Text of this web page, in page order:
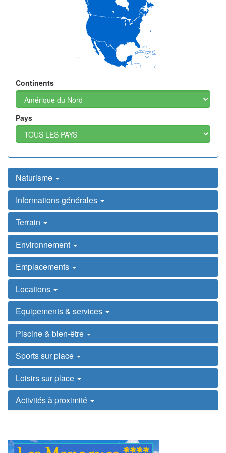
Continents
Pays
Naturisme
Informations générales
Terrain
Environnement
Emplacements
Locations
Equipements & services
Piscine & bien-être
Sports sur place
Loisirs sur place
Activités à proximité